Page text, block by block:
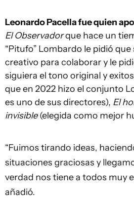
Leonardo Pacella fue quien
El Observadorque hace un
“Pitufo” Lombardo le pidió
creativo para colaborar y le
siguiera el tono original y
que en 2022 hizo el conjunto
es uno de sus directores), El
invisible(elegida como mejor
“Fuimos tirando ideas,
situaciones graciosas y
verdad nos tiene a todos muy
añadió.